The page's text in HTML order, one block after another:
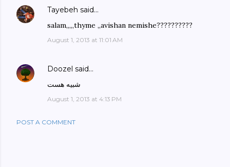
Tayebeh said…
salam,,,,,thyme ,,avishan nemishe??????????
August 1, 2013 at 11:01 AM
Doozel said…
شبیه هست
August 1, 2013 at 4:13 PM
POST A COMMENT